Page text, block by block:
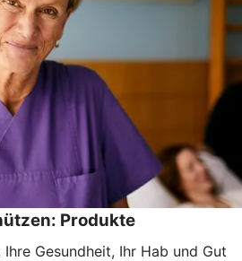
Produkte
Gesundheit, Ihr Hab und Gut